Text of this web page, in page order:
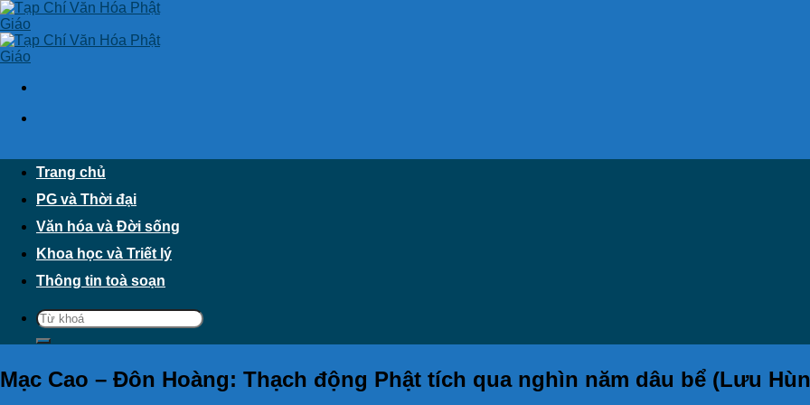
Skip
to
content
Trang chủ
PG và Thời đại
Văn hóa và Đời sống
Khoa học và Triết lý
Thông tin toà soạn
Mạc Cao – Đôn Hoàng: Thạch động Phật tích qua nghìn năm dâu bể (Lưu